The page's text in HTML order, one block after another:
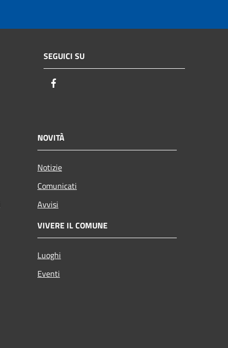
SEGUICI SU
NOVITÀ
Notizie
Comunicati
Avvisi
VIVERE IL COMUNE
Luoghi
Eventi